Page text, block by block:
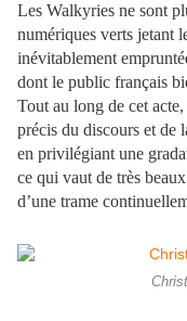
Les Walkyries ne sont
numériques verts jetant
inévitablement
dont le public français
Tout au long de cet acte,
précis du discours et de
en privilégiant une
ce qui vaut de très
d’une trame